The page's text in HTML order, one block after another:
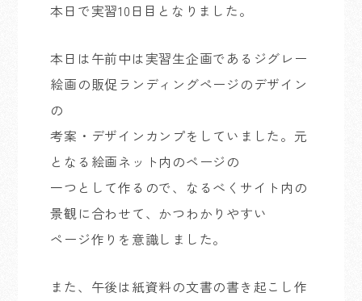
本日で実習10日目となりました。
本日は午前中は実習生企画であるジグレー
絵画の販促ランディングページのデザイン
の
考案・デザインカンプをしていました。元
となる絵画ネット内のページの
一つとして作るので、なるべくサイト内の
景観に合わせて、かつわかりやすい
ページ作りを意識しました。
また、午後は紙資料の文書の書き起こし作